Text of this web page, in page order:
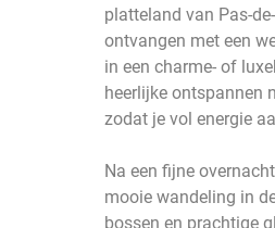
platteland van Pas-
ontvangen met een
in een charme- of
heerlijke ontspannen
zodat je vol energie
Na een fijne
mooie wandeling in
bossen en prachtige